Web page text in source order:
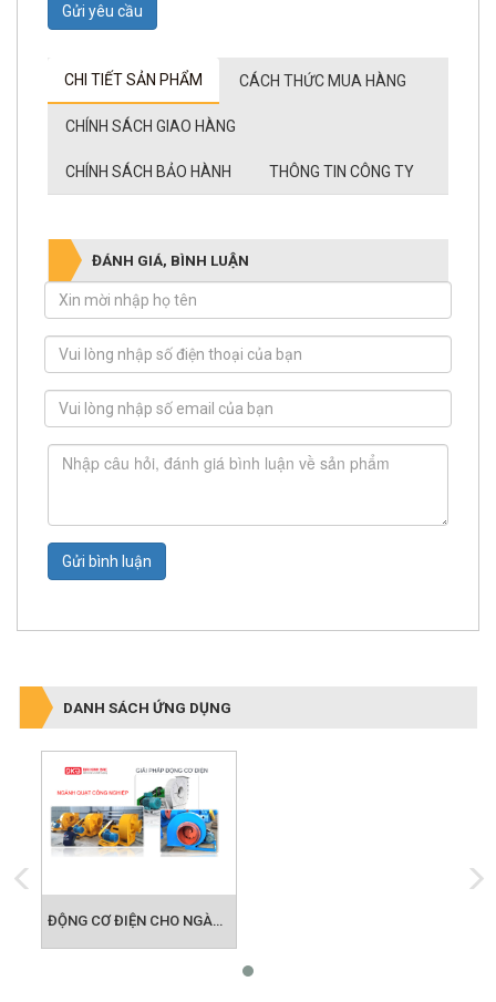
Gửi yêu cầu
CHI TIẾT SẢN PHẨM CÁCH THỨC MUA HÀNG
CHÍNH SÁCH GIAO HÀNG
CHÍNH SÁCH BẢO HÀNH THÔNG TIN CÔNG TY
ĐÁNH GIÁ, BÌNH LUẬN
Gửi bình luận
DANH SÁCH ỨNG DỤNG